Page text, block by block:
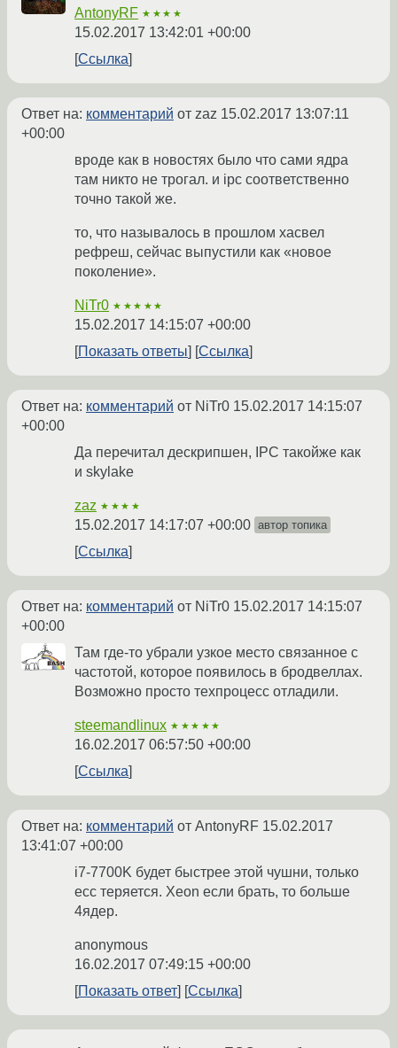
AntonyRF ★★★★
15.02.2017 13:42:01 +00:00
Ссылка
Ответ на: комментарий от zaz 15.02.2017 13:07:11
+00:00
вроде как в новостях было что сами ядра
там никто не трогал. и ipc соответственно
точно такой же.
то, что называлось в прошлом хасвел
рефреш, сейчас выпустили как «новое
поколение».
NiTr0 ★★★★★
15.02.2017 14:15:07 +00:00
Показать ответы
Ссылка
Ответ на: комментарий от NiTr0 15.02.2017 14:15:07
+00:00
Да перечитал дескрипшен, IPC такойже как
и skylake
zaz ★★★★
15.02.2017 14:17:07 +00:00 автор топика
Ссылка
Ответ на: комментарий от NiTr0 15.02.2017 14:15:07
+00:00
Там где-то убрали узкое место связанное с
частотой, которое появилось в бродвеллах.
Возможно просто техпроцесс отладили.
steemandlinux ★★★★★
16.02.2017 06:57:50 +00:00
Ссылка
Ответ на: комментарий от AntonyRF 15.02.2017
13:41:07 +00:00
i7-7700K будет быстрее этой чушни, только
ecc теряется. Xeon если брать, то больше
4ядер.
anonymous
16.02.2017 07:49:15 +00:00
Показать ответ
Ссылка